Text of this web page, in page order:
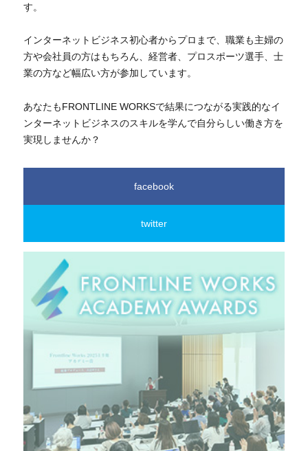
す。
インターネットビジネス初心者からプロまで、職業も主婦の
方や会社員の方はもちろん、経営者、プロスポーツ選手、士
業の方など幅広い方が参加しています。
あなたもFRONTLINE WORKSで結果につながる実践的なイ
ンターネットビジネスのスキルを学んで自分らしい働き方を
実現しませんか？
facebook
twitter